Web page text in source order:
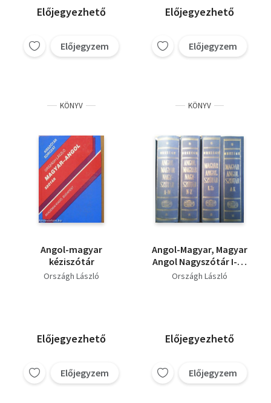
Előjegyezhető
Előjegyzem
Előjegyezhető
Előjegyzem
KÖNYV
Angol-magyar
kéziszótár
Országh László
Előjegyezhető
Előjegyzem
KÖNYV
Angol-Magyar, Magyar
Angol Nagyszótár I-IV.
(4 kötetben)
Országh László
Előjegyezhető
Előjegyzem